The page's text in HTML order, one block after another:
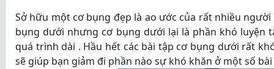
Sở hữu một cơ bụng đẹp là ao ước của rất nhiều
bụng dưới nhưng cơ bụng dưới lại là phần khó
quá trình dài . Hầu hết các bài tập cơ bụng dưới rất
sẽ giúp bạn giảm đi phần nào sự khó khăn ở một số